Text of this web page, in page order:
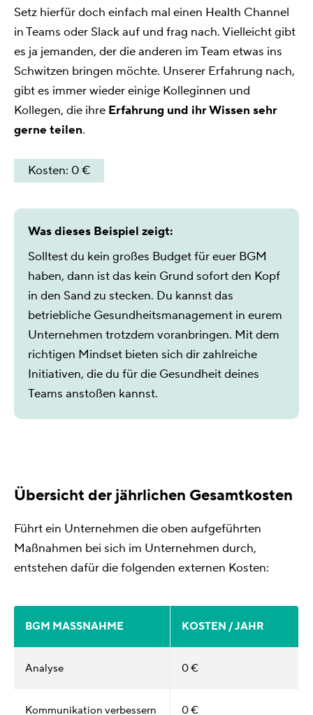
Setz hierfür doch einfach mal einen Health Channel
in Teams oder Slack auf und frag nach. Vielleicht gibt
es ja jemanden, der die anderen im Team etwas ins
Schwitzen bringen möchte. Unserer Erfahrung nach,
gibt es immer wieder einige Kolleginnen und
Kollegen, die ihre Erfahrung und ihr Wissen sehr
gerne teilen.
Kosten: 0 €
Was dieses Beispiel zeigt:
Solltest du kein großes Budget für euer BGM
haben, dann ist das kein Grund sofort den Kopf
in den Sand zu stecken. Du kannst das
betriebliche Gesundheitsmanagement in eurem
Unternehmen trotzdem voranbringen. Mit dem
richtigen Mindset bieten sich dir zahlreiche
Initiativen, die du für die Gesundheit deines
Teams anstoßen kannst.
Übersicht der jährlichen Gesamtkosten
Führt ein Unternehmen die oben aufgeführten
Maßnahmen bei sich im Unternehmen durch,
entstehen dafür die folgenden externen Kosten:
BGM MASSNAHME KOSTEN / JAHR
Analyse 0 €
Kommunikation verbessern 0 €